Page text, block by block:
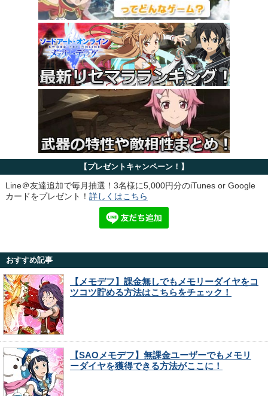
【プレゼントキャンペーン！】
Line＠友達追加で毎月抽選！3名様に5,000円分のiTunes or Google
カードをプレゼント！ 詳しくはこちら
おすすめ記事
【メモデフ】課金無しでもメモリーダイヤをコ
ツコツ貯める方法はこちらをチェック！
【SAOメモデフ】無課金ユーザーでもメモリ
ーダイヤを獲得できる方法がここに！